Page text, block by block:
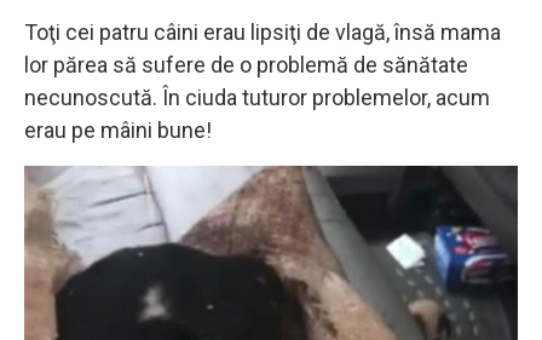
Toţi cei patru câini erau lipsiţi de vlagă, însă mama
lor părea să sufere de o problemă de sănătate
necunoscută. În ciuda tuturor problemelor, acum
erau pe mâini bune!